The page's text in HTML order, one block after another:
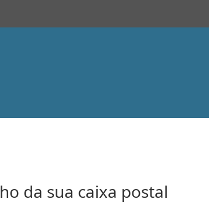
da sua caixa postal